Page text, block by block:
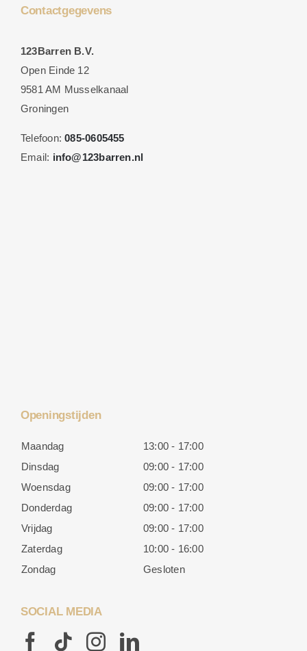
Contactgegevens
123Barren B.V.
Open Einde 12
9581 AM Musselkanaal
Groningen
Telefoon:085-0605455
Email: info@123barren.nl
Openingstijden
Maandag
13:00 - 17:00
Dinsdag
09:00 - 17:00
Woensdag
09:00 - 17:00
Donderdag
09:00 - 17:00
Vrijdag
09:00 - 17:00
Zaterdag
10:00 - 16:00
Zondag
Gesloten
SOCIAL MEDIA